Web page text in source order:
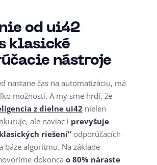
od ui42
klasické
nástroje
nastane čas na automatizáciu, má
možností. A my sme hrdí, že
z dielne ui42 nielen
ale naviac i prevyšuje
riešení” odporúčacích
báze algoritmu. Na základe
dokonca o 80% náraste